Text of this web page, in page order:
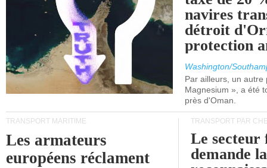
navires
détroit
protection
Washington/
Par ailleurs, un autre
Magnesium », a été
près d'Oman.
TRANSPORT MARITIME
Les armateurs
européens réclament
TRANSPORT PAR
Le
demande la